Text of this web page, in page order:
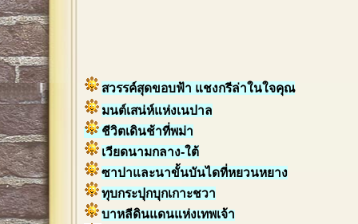
สวรรค์สุดขอบฟ้า แชงกรีล่าในใจคุณ
มนต์เสน่ห์แห่งเนปาล
ชีวิตเดินช้าที่พม่า
เวียดนามกลาง-ใต้
ซาปาและนาขั้นบันไดที่หยวนหยาง
ทุบกระปุกบุกเกาะชวา
บาหลีดินแดนแห่งเทพเจ้า